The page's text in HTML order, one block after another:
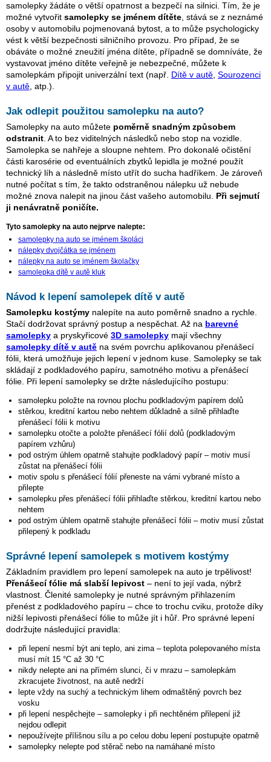
samolepky žádáte o větší opatrnost a bezpečí na silnici. Tím, že je
možné vytvořit samolepky se jménem dítěte , stává se z neznámé
osoby v automobilu pojmenovaná bytost, a to může psychologicky
vést k větší bezpečnosti silničního provozu. Pro případ, že se
obáváte o možné zneužití jména dítěte, případně se domníváte, že
vystavovat jméno dítěte veřejně je nebezpečné, můžete k
samolepkám připojit univerzální text (např. Dítě v autě Sourozenci
v autě , atp.).
Jak odlepit použitou samolepku na auto?
Samolepky na auto můžete poměrně snadným způsobem
odstranit . A to bez viditelných následků nebo stop na vozidle.
Samolepka se nahřeje a sloupne nehtem. Pro dokonalé očistění
části karosérie od eventuálních zbytků lepidla je možné použít
technický líh a následně místo utřít do sucha hadříkem. Je zároveň
nutné počítat s tím, že takto odstraněnou nálepku už nebude
možné znova nalepit na jinou část vašeho automobilu. Při sejmutí
ji nenávratně poničíte.
Tyto samolepky na auto nejprve nalepte:
samolepky na auto se jménem školáci
nálepky dvojčátka se jménem
nálepky na auto se jménem školačky
samolepka dítě v autě kluk
Návod k lepení samolepek dítě v autě
Samolepku kostýmy nalepíte na auto poměrně snadno a rychle.
Stačí dodržovat správný postup a nespěchat. Až na barevné
samolepky a pryskyřicové 3D samolepky mají všechny
samolepky dítě v autě na svém povrchu aplikovanou přenášecí
fólii, která umožňuje jejich lepení v jednom kuse. Samolepky se tak
skládají z podkladového papíru, samotného motivu a přenášecí
fólie. Při lepení samolepky se držte následujícího postupu:
samolepku položte na rovnou plochu podkladovým papírem dolů
stěrkou, kreditní kartou nebo nehtem důkladně a silně přihlaďte
přenášecí fólii k motivu
samolepku otočte a položte přenášecí fólií dolů (podkladovým
papírem vzhůru)
pod ostrým úhlem opatrně stahujte podkladový papír – motiv musí
zůstat na přenášecí fólii
motiv spolu s přenášecí fólií přeneste na vámi vybrané místo a
přilepte
samolepku přes přenášecí fólii přihlaďte stěrkou, kreditní kartou nebo
nehtem
pod ostrým úhlem opatrně stahujte přenášecí fólii – motiv musí zůstat
přilepený k podkladu
Správné lepení samolepek s motivem kostýmy
Základním pravidlem pro lepení samolepek na auto je trpělivost!
Přenášecí fólie má slabší lepivost – není to její vada, nýbrž
vlastnost. Členité samolepky je nutné správným přihlazením
přenést z podkladového papíru – chce to trochu cviku, protože díky
nižší lepivosti přenášecí fólie to může jít i hůř. Pro správné lepení
dodržujte následující pravidla:
při lepení nesmí být ani teplo, ani zima – teplota polepovaného místa
musí mít 15 °C až 30 °C
nikdy nelepte ani na přímém slunci, či v mrazu – samolepkám
zkracujete životnost, na autě nedrží
lepte vždy na suchý a technickým lihem odmaštěný povrch bez
vosku
při lepení nespěchejte – samolepky i při nechtěném přilepení již
nejdou odlepit
nepoužívejte přílišnou sílu a po celou dobu lepení postupujte opatrně
samolepky nelepte pod stěrač nebo na namáhané místo